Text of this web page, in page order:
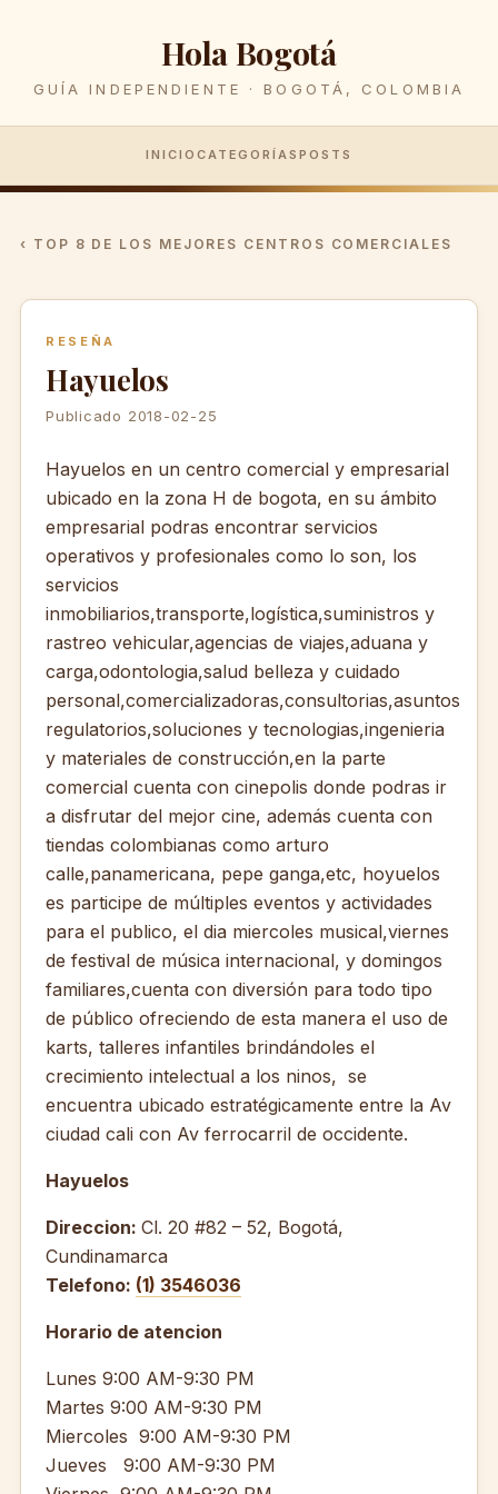
Hola Bogotá
GUÍA INDEPENDIENTE · BOGOTÁ, COLOMBIA
INICIO CATEGORÍASPOSTS
‹ TOP 8 DE LOS MEJORES CENTROS COMERCIALES
RESEÑA
Hayuelos
Publicado 2018-02-25
Hayuelos en un centro comercial y empresarial
ubicado en la zona H de bogota, en su ámbito
empresarial podras encontrar servicios
operativos y profesionales como lo son, los
servicios
inmobiliarios,transporte,logística,suministros y
rastreo vehicular,agencias de viajes,aduana y
carga,odontologia,salud belleza y cuidado
personal,comercializadoras,consultorias,asuntos
regulatorios,soluciones y tecnologias,ingenieria
y materiales de construcción,en la parte
comercial cuenta con cinepolis donde podras ir
a disfrutar del mejor cine, además cuenta con
tiendas colombianas como arturo
calle,panamericana, pepe ganga,etc, hoyuelos
es participe de múltiples eventos y actividades
para el publico, el dia miercoles musical,viernes
de festival de música internacional, y domingos
familiares,cuenta con diversión para todo tipo
de público ofreciendo de esta manera el uso de
karts, talleres infantiles brindándoles el
crecimiento intelectual a los ninos, se
encuentra ubicado estratégicamente entre la Av
ciudad cali con Av ferrocarril de occidente.
Hayuelos
Direccion: Cl. 20 #82 – 52, Bogotá,
Cundinamarca
Telefono: (1) 3546036
Horario de atencion
Lunes 9:00 AM-9:30 PM
Martes 9:00 AM-9:30 PM
Miercoles 9:00 AM-9:30 PM
Jueves 9:00 AM-9:30 PM